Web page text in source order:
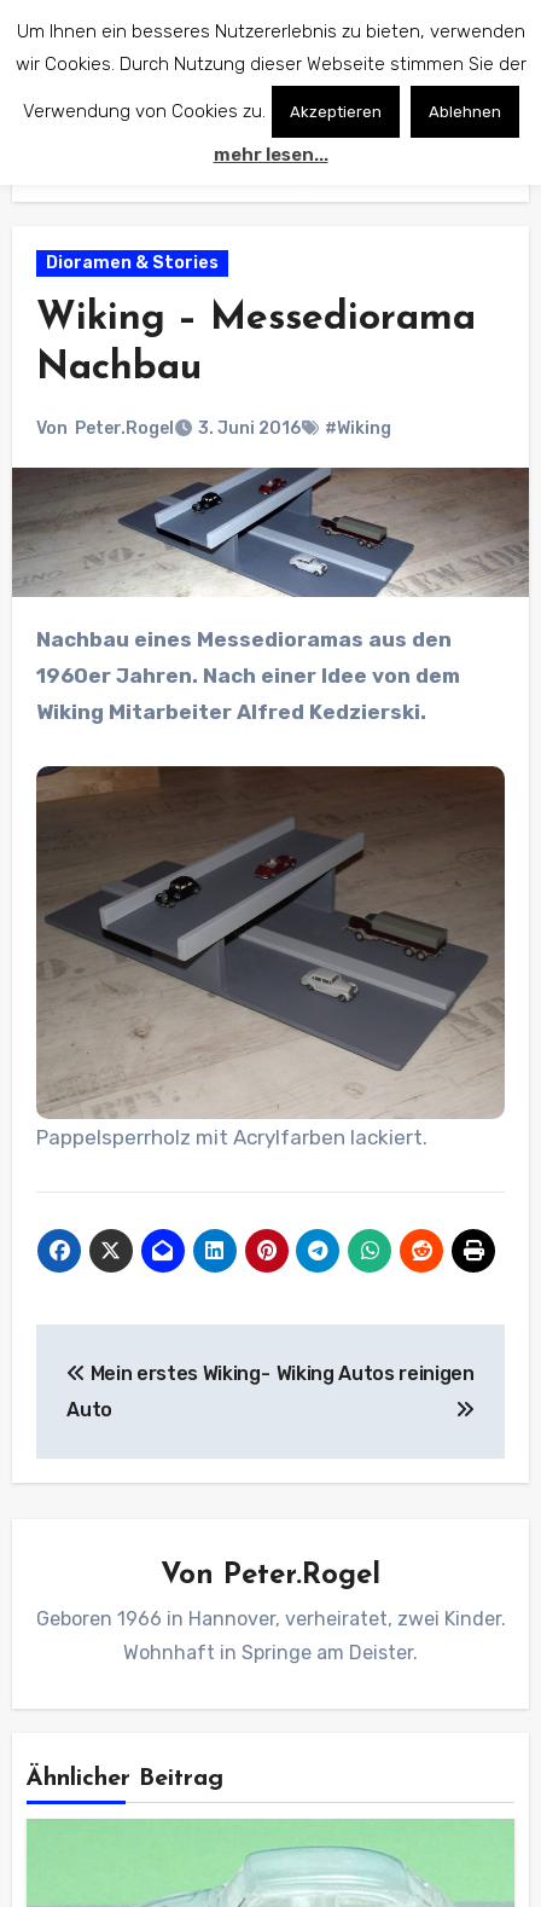
Dioramen & Stories
Wiking – Messediorama
Nachbau
Von Peter.Rogel 3. Juni 2016 #Wiking
Nachbau eines Messedioramas aus den
1960er Jahren. Nach einer Idee von dem
Wiking Mitarbeiter Alfred Kedzierski.
Pappelsperrholz mit Acrylfarben lackiert.
Mein erstes Wiking-
Auto
Wiking Autos reinigen
Von Peter.Rogel
Geboren 1966 in Hannover, verheiratet, zwei Kinder.
Wohnhaft in Springe am Deister.
Ähnlicher Beitrag
Um Ihnen ein besseres Nutzererlebnis zu bieten, verwenden
wir Cookies. Durch Nutzung dieser Webseite stimmen Sie der
Verwendung von Cookies zu. Akzeptieren Ablehnen
mehr lesen...